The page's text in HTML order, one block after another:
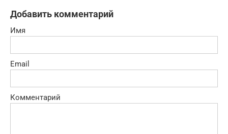
Добавить комментарий
Имя
Email
Комментарий